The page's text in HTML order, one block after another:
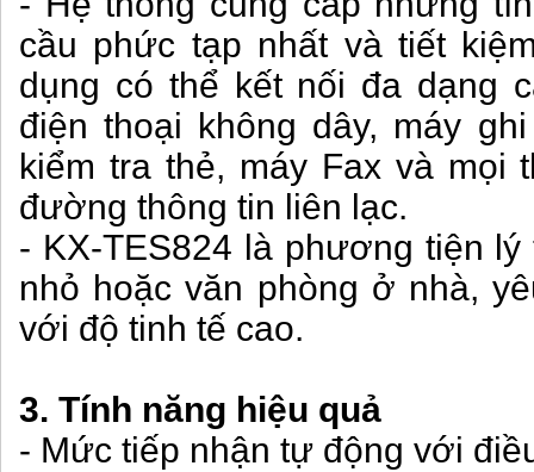
cầu phức tạp nhất và tiết
dụng có thể kết nối đa dạng
điện thoại không dây, máy
kiểm tra thẻ, máy Fax và mọi
đường thông tin liên lạc.
- KX-TES824 là phương tiện
nhỏ hoặc văn phòng ở nhà,
với độ tinh tế cao.
3. Tính năng hiệu quả
- Mức tiếp nhận tự động với